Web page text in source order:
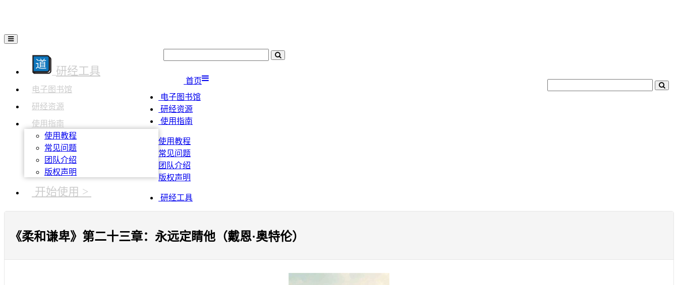
研经工具
电子图书馆
研经资源
使用指南
使用教程
常见问题
团队介绍
版权声明
开始使用 >
首页
电子图书馆
研经资源
使用指南
使用教程
常见问题
团队介绍
版权声明
研经工具
《柔和谦卑》第二十三章：永远定睛他（戴恩·奥特伦）